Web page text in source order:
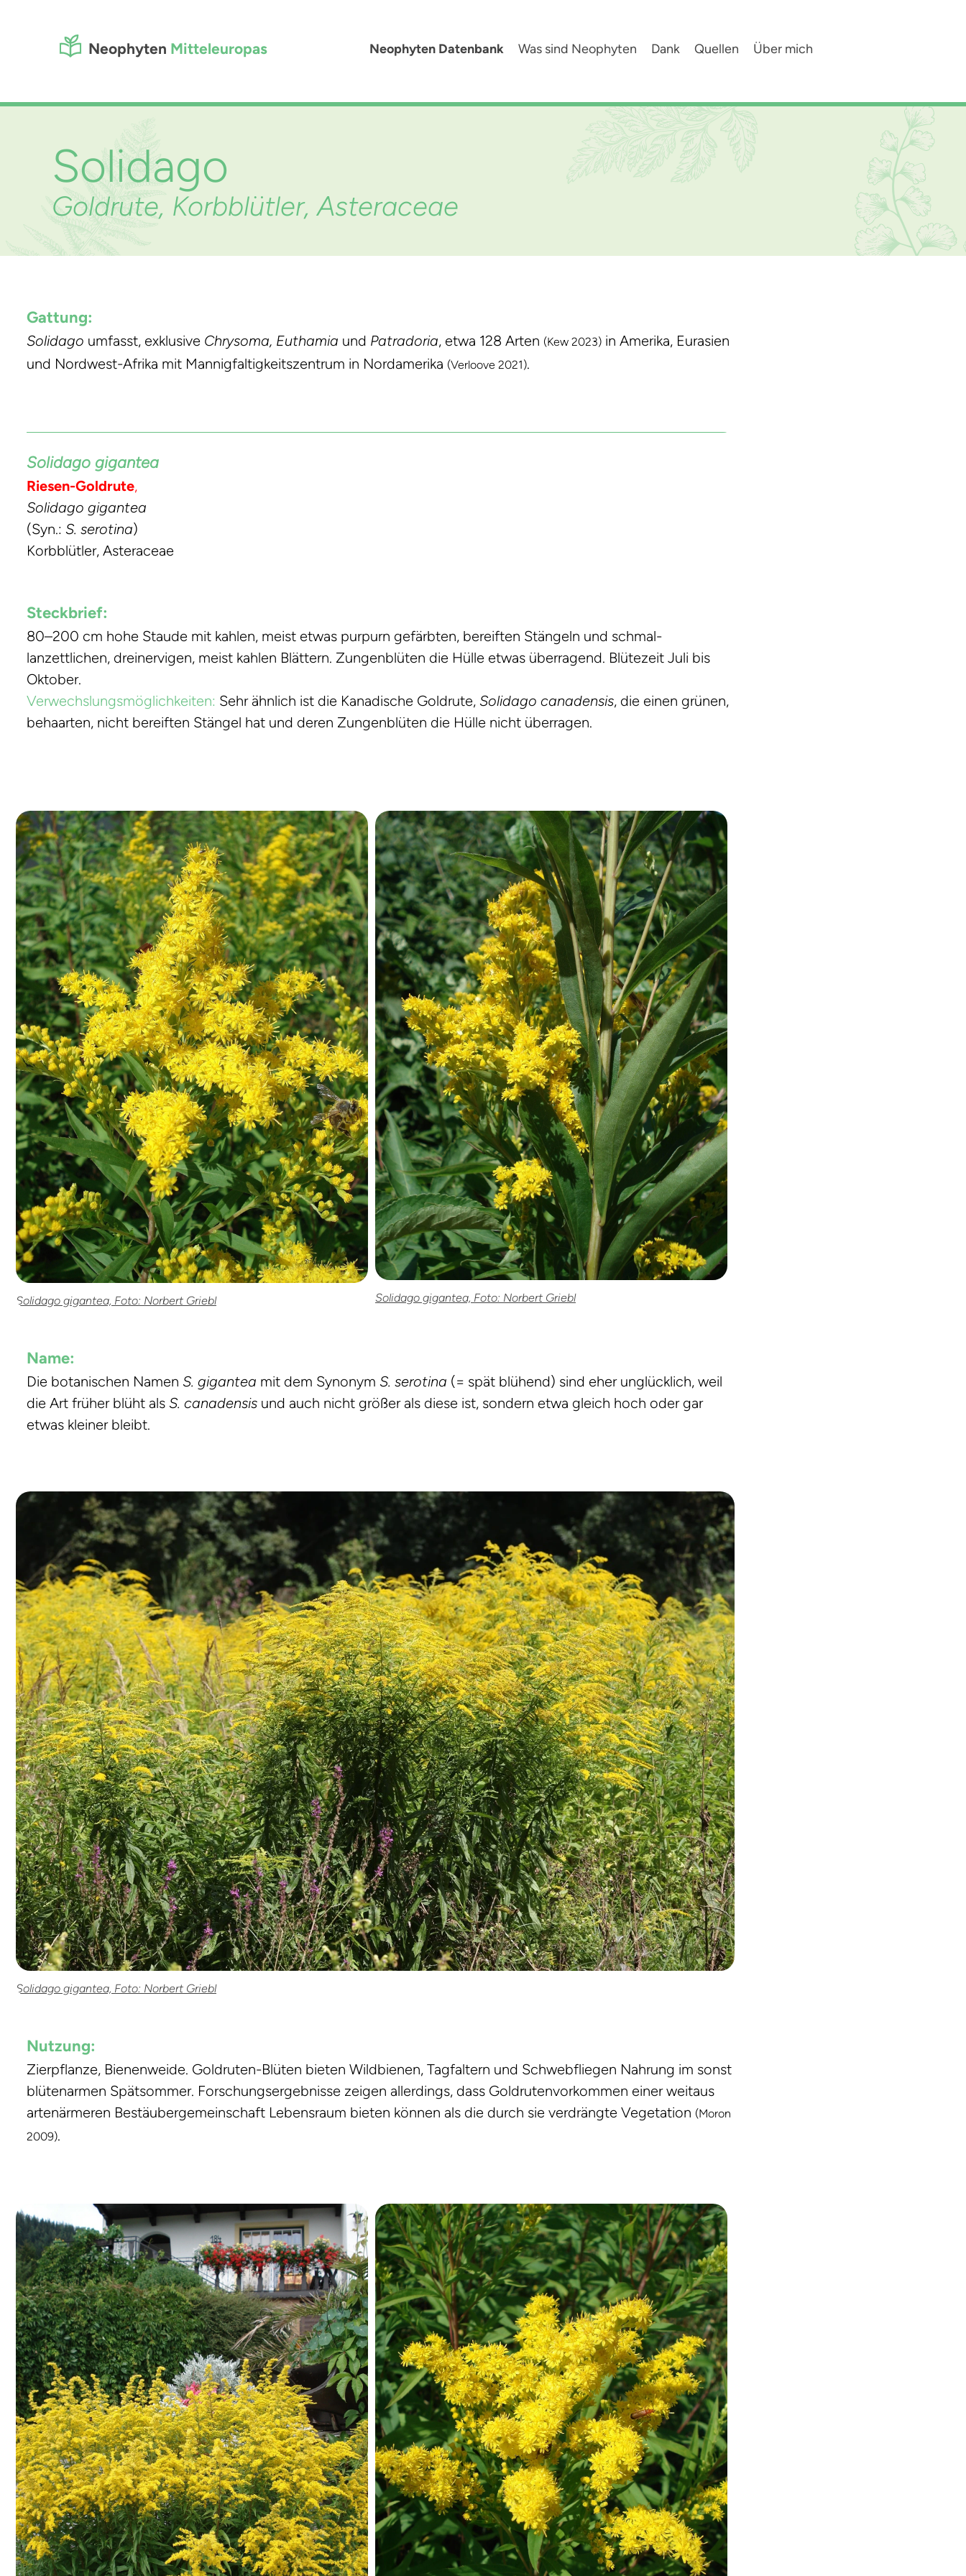
Neophyten Mitteleuropas Neophyten Datenbank Was sind Neophyten Dank Quellen Über mich
Solidago
Goldrute, Korbblütler, Asteraceae
Gattung:
Solidago umfasst, exklusive Chrysoma, Euthamia und Patradoria, etwa 128 Arten (Kew 2023) in Amerika, Eurasien
und Nordwest-Afrika mit Mannigfaltigkeitszentrum in Nordamerika (Verloove 2021).
Solidago gigantea
Riesen-Goldrute,
Solidago gigantea
(Syn.: S. serotina)
Korbblütler, Asteraceae
Steckbrief:
80–200 cm hohe Staude mit kahlen, meist etwas purpurn gefärbten, bereiften Stängeln und schmal-
lanzettlichen, dreinervigen, meist kahlen Blättern. Zungenblüten die Hülle etwas überragend. Blütezeit Juli bis
Oktober.
Verwechslungsmöglichkeiten: Sehr ähnlich ist die Kanadische Goldrute, Solidago canadensis, die einen grünen,
behaarten, nicht bereiften Stängel hat und deren Zungenblüten die Hülle nicht überragen.
Solidago gigantea, Foto: Norbert Griebl Solidago gigantea, Foto: Norbert Griebl
Name:
Die botanischen Namen S. gigantea mit dem Synonym S. serotina (= spät blühend) sind eher unglücklich, weil
die Art früher blüht als S. canadensis und auch nicht größer als diese ist, sondern etwa gleich hoch oder gar
etwas kleiner bleibt.
Solidago gigantea, Foto: Norbert Griebl
Nutzung:
Zierpflanze, Bienenweide. Goldruten-Blüten bieten Wildbienen, Tagfaltern und Schwebfliegen Nahrung im sonst
blütenarmen Spätsommer. Forschungsergebnisse zeigen allerdings, dass Goldrutenvorkommen einer weitaus
artenärmeren Bestäubergemeinschaft Lebensraum bieten können als die durch sie verdrängte Vegetation (Moron
2009).